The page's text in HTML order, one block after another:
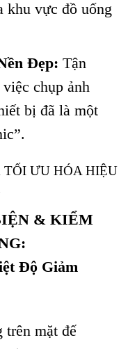
khu vực đồ uống
Đẹp: Tận
chụp ảnh
bị đã là một
ƯU HÓA HIỆU
& KIỂM
Độ Giảm
trên mặt đế